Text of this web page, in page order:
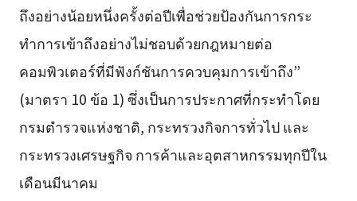
ถึงอย่างน้อยหนึ่งครั้งต่อปีเพื่อช่วยป้องกันการกระ
ทำการเข้าถึงอย่างไม่ชอบด้วยกฎหมายต่อ
คอมพิวเตอร์ที่มีฟังก์ชันการควบคุมการเข้าถึง”
(มาตรา 10 ข้อ 1) ซึ่งเป็นการประกาศที่กระทำโดย
กรมตำรวจแห่งชาติ, กระทรวงกิจการทั่วไป และ
กระทรวงเศรษฐกิจ การค้าและอุตสาหกรรมทุกปีใน
เดือนมีนาคม